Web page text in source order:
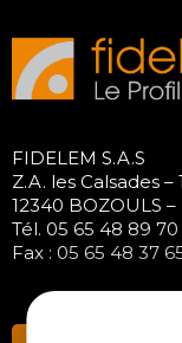
FIDELEM S.A.S
Z.A. les Calsades
12340 BOZOULS –
Tél. 05 65 48 89 70
Fax : 05 65 48 37